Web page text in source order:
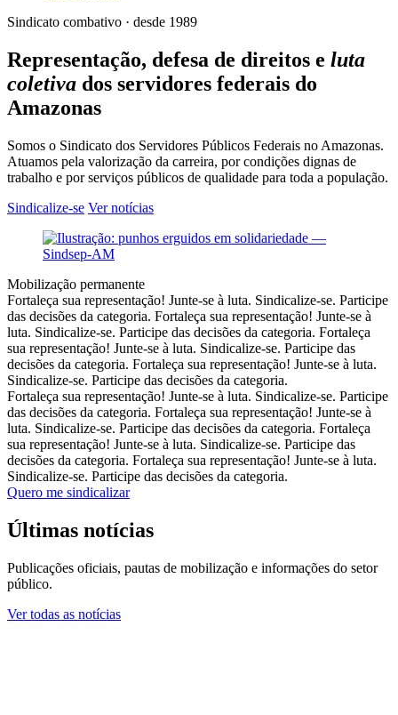
Sindicato combativo · desde 1989
Representação, defesa de direitos e luta
coletiva dos servidores federais do
Amazonas
Somos o Sindicato dos Servidores Públicos Federais no Amazonas.
Atuamos pela valorização da carreira, por condições dignas de
trabalho e por serviços públicos de qualidade para toda a população.
Sindicalize-se Ver notícias
Mobilização permanente
Fortaleça sua representação! Junte-se à luta. Sindicalize-se. Participe
das decisões da categoria. Fortaleça sua representação! Junte-se à
luta. Sindicalize-se. Participe das decisões da categoria. Fortaleça
sua representação! Junte-se à luta. Sindicalize-se. Participe das
decisões da categoria. Fortaleça sua representação! Junte-se à luta.
Sindicalize-se. Participe das decisões da categoria.
Fortaleça sua representação! Junte-se à luta. Sindicalize-se. Participe
das decisões da categoria. Fortaleça sua representação! Junte-se à
luta. Sindicalize-se. Participe das decisões da categoria. Fortaleça
sua representação! Junte-se à luta. Sindicalize-se. Participe das
decisões da categoria. Fortaleça sua representação! Junte-se à luta.
Sindicalize-se. Participe das decisões da categoria.
Quero me sindicalizar
Últimas notícias
Publicações oficiais, pautas de mobilização e informações do setor
público.
Ver todas as notícias